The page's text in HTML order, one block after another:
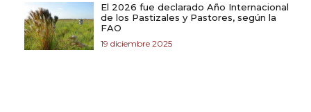
El 2026 fue declarado Año Internacional
de los Pastizales y Pastores, según la
FAO
19 diciembre 2025